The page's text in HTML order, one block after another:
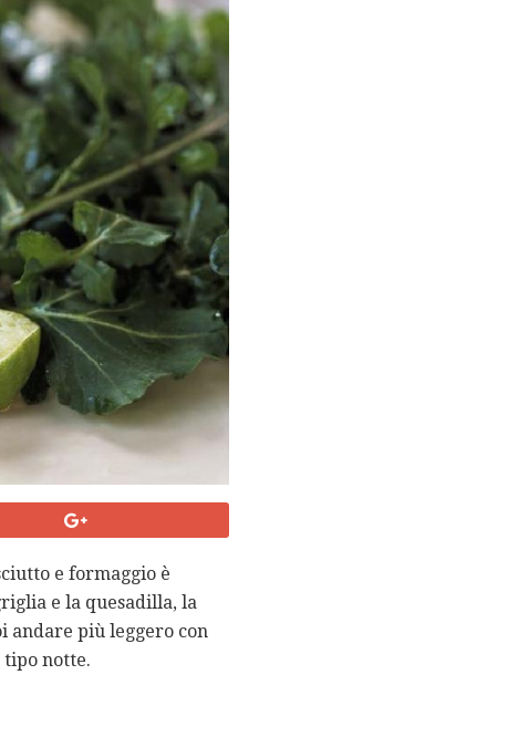
e formaggio è
e la quesadilla, la
andare più leggero con
tipo notte.